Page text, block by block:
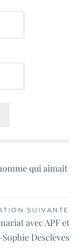
qui aimait
SUIVANTE
avec APF et
Desclèves